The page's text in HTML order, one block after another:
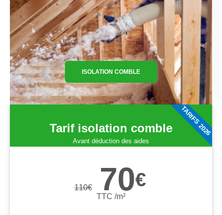
ISOLATION COMBLE
Tarif isolation comble
Avant déduction des aides
110€ 70€
TTC /m²
TARIFS 2026